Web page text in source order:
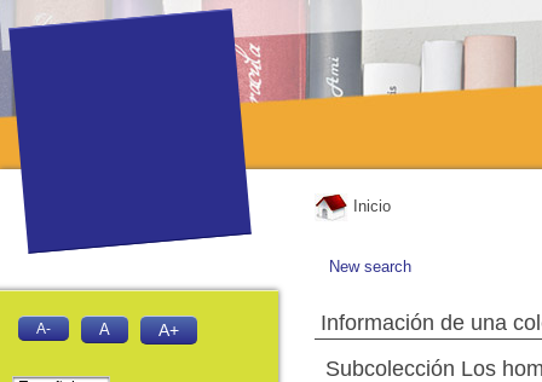
Inicio
New search
Información de una
Subcolección Los
A- A A+